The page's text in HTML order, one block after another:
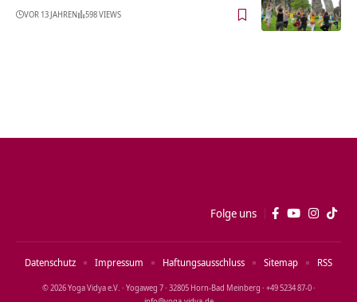
VOR 13 JAHREN 598 VIEWS
Folge uns
© 2026 Yoga Vidya e.V. · Yogaweg 7 · 32805 Horn‑Bad Meinberg · +49 5234 87‑0 ·
Datenschutz Impressum Haftungsausschluss Sitemap RSS